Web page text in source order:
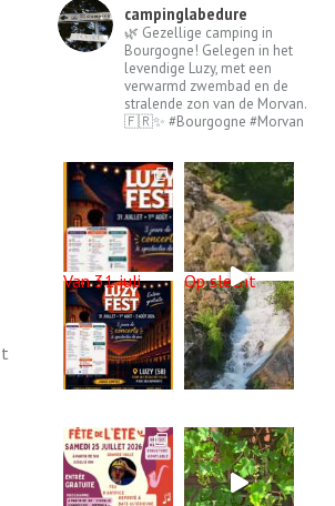
campinglabedure
🌿 Gezellige camping in
Bourgogne! Gelegen in het
levendige Luzy, met een
verwarmd zwembad en de
stralende zon van de Morvan.
🇫🇷✨ #Bourgogne #Morvan
Van 31 juli Op slecht